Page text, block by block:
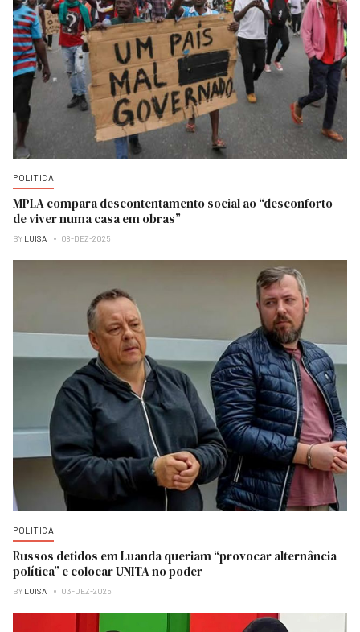
POLITICA
MPLA compara descontentamento social ao “desconforto
de viver numa casa em obras”
BY LUISA 08-DEZ-2025
POLITICA
Russos detidos em Luanda queriam “provocar alternância
política” e colocar UNITA no poder
BY LUISA 03-DEZ-2025